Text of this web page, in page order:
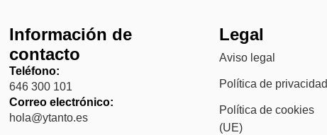
Información de
contacto
Teléfono:
646 300 101
Correo electrónico:
hola@ytanto.es
Legal
Aviso legal
Política de privacidad
Política de cookies
(UE)